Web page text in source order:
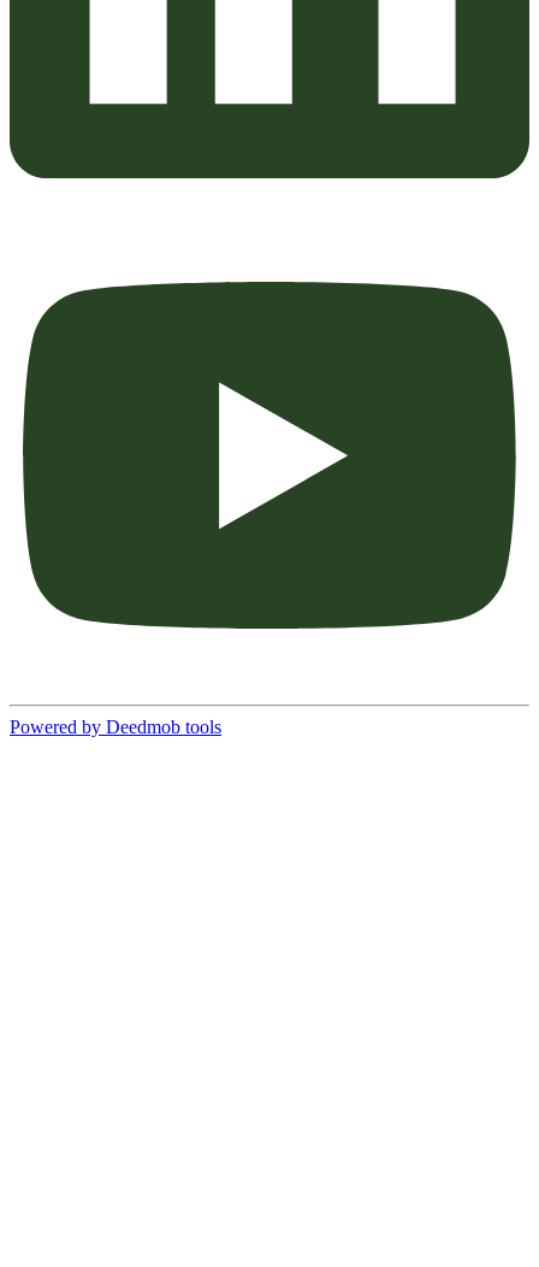
Powered by Deedmob tools